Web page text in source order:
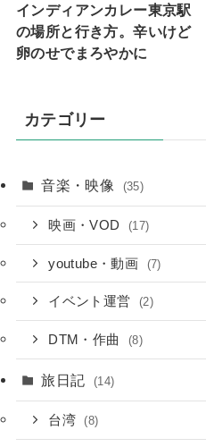
インディアンカレー東京駅
の場所と行き方。辛いけど
卵のせでまろやかに
カテゴリー
音楽・映像 (35)
映画・VOD (17)
youtube・動画 (7)
イベント運営 (2)
DTM・作曲 (8)
旅日記 (14)
台湾 (8)